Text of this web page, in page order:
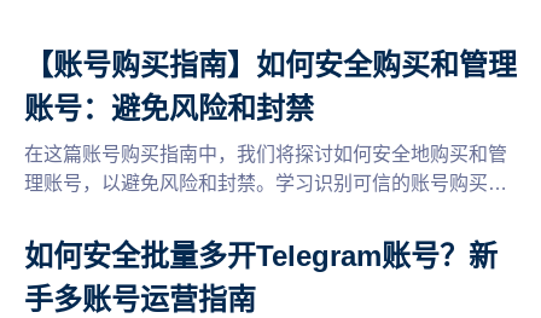
【账号购买指南】如何安全购买和管理
账号：避免风险和封禁
在这篇账号购买指南中，我们将探讨如何安全地购买和管
理账号，以避免风险和封禁。学习识别可信的账号购买平
忧。
如何安全批量多开Telegram账号？新
手多账号运营指南